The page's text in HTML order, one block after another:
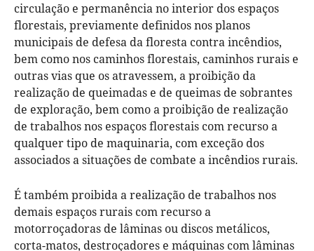
circulação e permanência no interior dos espaços
florestais, previamente definidos nos planos
municipais de defesa da floresta contra incêndios,
bem como nos caminhos florestais, caminhos rurais e
outras vias que os atravessem, a proibição da
realização de queimadas e de queimas de sobrantes
de exploração, bem como a proibição de realização
de trabalhos nos espaços florestais com recurso a
qualquer tipo de maquinaria, com exceção dos
associados a situações de combate a incêndios rurais.
É também proibida a realização de trabalhos nos
demais espaços rurais com recurso a
motorroçadoras de lâminas ou discos metálicos,
corta-matos, destroçadores e máquinas com lâminas